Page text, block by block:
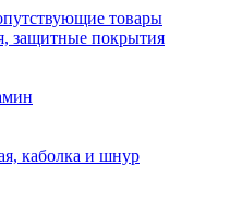
товары
защитные покрытия
каболка и шнур